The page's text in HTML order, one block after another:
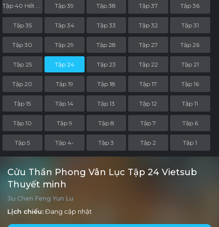
Tập 39 Tập 38 Tập 37 Tập 36
Tập 35 Tập 34 Tập 33 Tập 32 Tập 31
Tập 30 Tập 29 Tập 28 Tập 27 Tập 26
Tập 25 Tập 24 Tập 23 Tập 22 Tập 21
Tập 20 Tập 19 Tập 18 Tập 17 Tập 16
Tập 15 Tập 14 Tập 13 Tập 12 Tập 11
Tập 10 Tập 9 Tập 8 Tập 7 Tập 6
Tập 5 Tập 4- Tập 3 Tập 2 Tập 1
Cửu Thần Phong Vân Lục Tập 24 Vietsub
Thuyết minh
Jiu Chen Feng Yun Lu
Lịch chiếu:Đang cập nhật